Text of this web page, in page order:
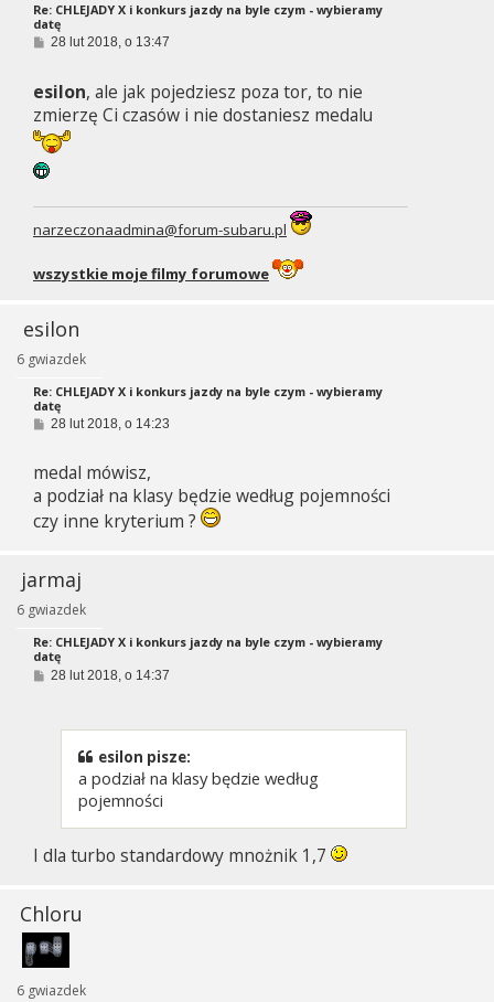
Re: CHLEJADY X i konkurs jazdy na byle czym - wybieramy
datę
P
t
28 lut 2018, o 13:47
esilon, ale jak pojedziesz poza tor, to nie
zmierzę Ci czasów i nie dostaniesz medalu
narzeczonaadmina@forum-subaru.pl
wszystkie moje filmy forumowe
esilon
6 gwiazdek
Re: CHLEJADY X i konkurs jazdy na byle czym - wybieramy
datę
P
t
28 lut 2018, o 14:23
medal mówisz,
a podział na klasy będzie według pojemności
czy inne kryterium ?
jarmaj
6 gwiazdek
Re: CHLEJADY X i konkurs jazdy na byle czym - wybieramy
datę
P28 lut 2018, o 14:37
esilon pisze:
a podział na klasy będzie według
pojemności
I dla turbo standardowy mnożnik 1,7
Chloru
6 gwiazdek